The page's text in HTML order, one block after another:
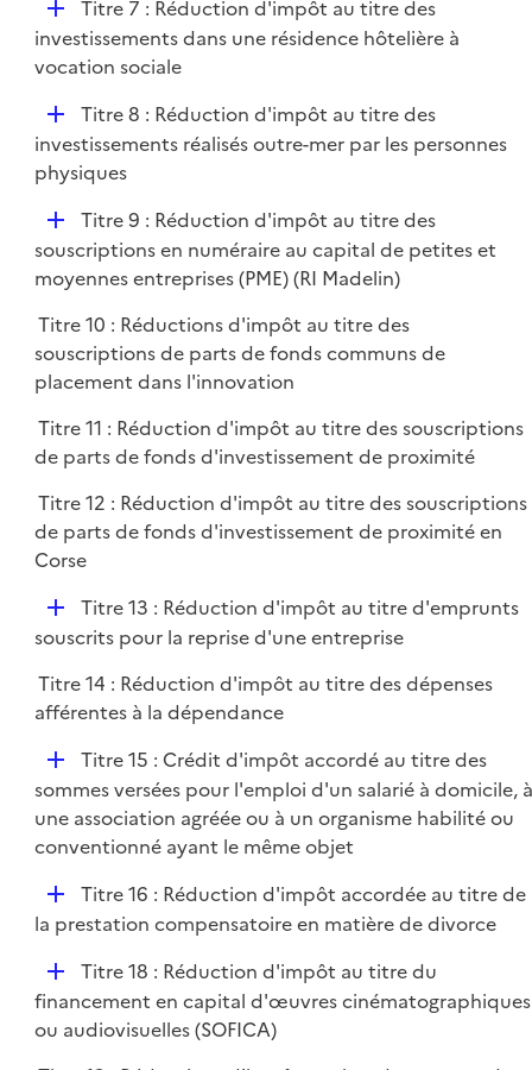
i
e
D
é
p
e
r
Titre 7 : Réduction d'impôt au titre des
investissements dans une résidence hôtelière à
vocation sociale
D
é
p
e
r
Titre 8 : Réduction d'impôt au titre des
investissements réalisés outre-mer par les personnes
physiques
D
é
p
i
e
r
Titre 9 : Réduction d'impôt au titre des
souscriptions en numéraire au capital de petites et
moyennes entreprises (PME) (RI Madelin)
Titre 10 : Réductions d'impôt au titre des
souscriptions de parts de fonds communs de
placement dans l'innovation
Titre 11 : Réduction d'impôt au titre des souscriptions
de parts de fonds d'investissement de proximité
Titre 12 : Réduction d'impôt au titre des souscriptions
de parts de fonds d'investissement de proximité en
Corse
D
é
l
i
Titre 13 : Réduction d'impôt au titre d'emprunts
souscrits pour la reprise d'une entreprise
Titre 14 : Réduction d'impôt au titre des dépenses
afférentes à la dépendance
D
é
p
l
r
Titre 15 : Crédit d'impôt accordé au titre des
sommes versées pour l'emploi d'un salarié à domicile, à
une association agréée ou à un organisme habilité ou
conventionné ayant le même objet
D
é
i
e
Titre 16 : Réduction d'impôt accordée au titre de
la prestation compensatoire en matière de divorce
D
é
p
Titre 18 : Réduction d'impôt au titre du
financement en capital d'œuvres cinématographiques
ou audiovisuelles (SOFICA)